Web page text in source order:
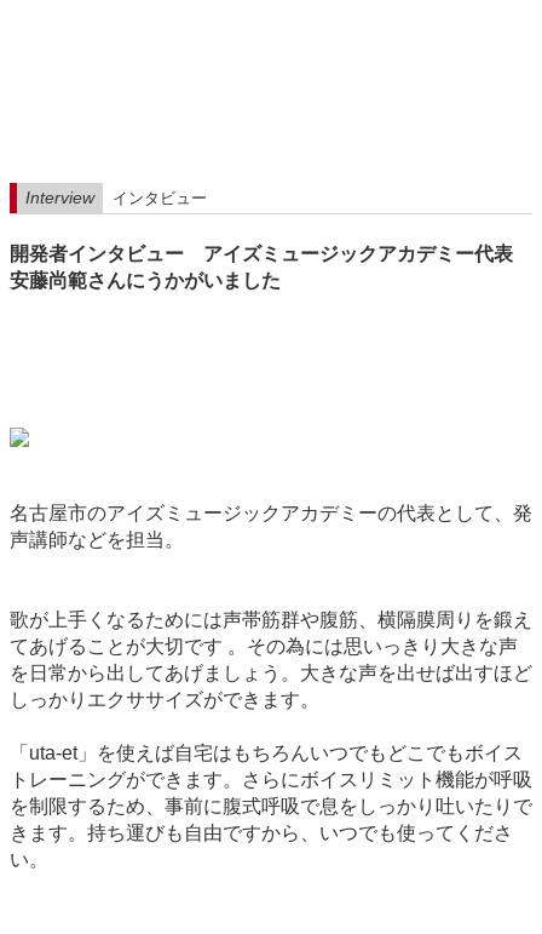
Interview インタビュー
開発者インタビュー アイズミュージックアカデミー代表
安藤尚範さんにうかがいました
名古屋市のアイズミュージックアカデミーの代表として、発
声講師などを担当。
歌が上手くなるためには声帯筋群や腹筋、横隔膜周りを鍛え
てあげることが大切です 。その為には思いっきり大きな声
を日常から出してあげましょう。大きな声を出せば出すほど
しっかりエクササイズができます。
「uta-et」を使えば自宅はもちろんいつでもどこでもボイス
トレーニングができます。さらにボイスリミット機能が呼吸
を制限するため、事前に腹式呼吸で息をしっかり吐いたりで
きます。持ち運びも自由ですから、いつでも使ってくださ
い。